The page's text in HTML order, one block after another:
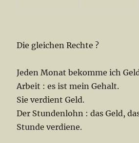
Die gleichen Rechte ?
Jeden Monat bekomme ich
Arbeit : es ist mein Gehalt.
Sie verdient Geld.
Der Stundenlohn : das Geld,
Stunde verdiene.